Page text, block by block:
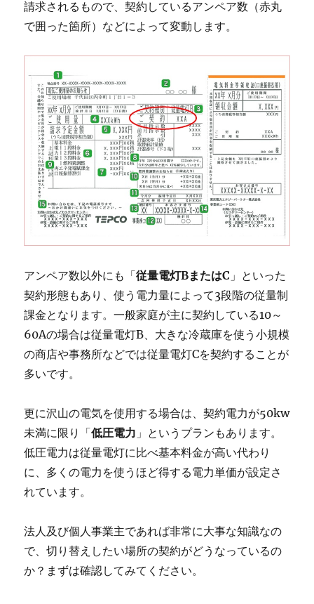
請求されるもので、契約しているアンペア数（赤丸
で囲った箇所）などによって変動します。
アンペア数以外にも「従量電灯BまたはC 」といった
契約形態もあり、使う電力量によって3段階の従量制
課金となります。一般家庭が主に契約している10～
60Aの場合は従量電灯B、大きな冷蔵庫を使う小規模
の商店や事務所などでは従量電灯Cを契約することが
多いです。
更に沢山の電気を使用する場合は、契約電力が50kw
未満に限り「低圧電力 」というプランもあります。
低圧電力は従量電灯に比べ基本料金が高い代わり
に、多くの電力を使うほど得する電力単価が設定さ
れています。
法人及び個人事業主であれば非常に大事な知識なの
で、切り替えしたい場所の契約がどうなっているの
か？まずは確認してみてください。